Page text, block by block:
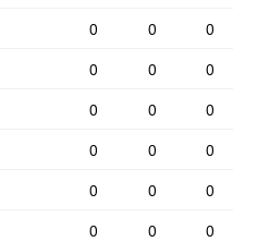
0 0 0
0 0 0
0 0 0
0 0 0
0 0 0
0 0 0